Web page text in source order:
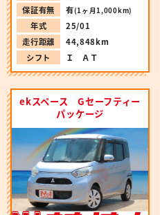
保証有無
有(1ヶ月1,000km)
年式
25/01
走行距離
44,848km
シフト
Ｉ ＡＴ
ekスペース Gセーフティー
パッケージ